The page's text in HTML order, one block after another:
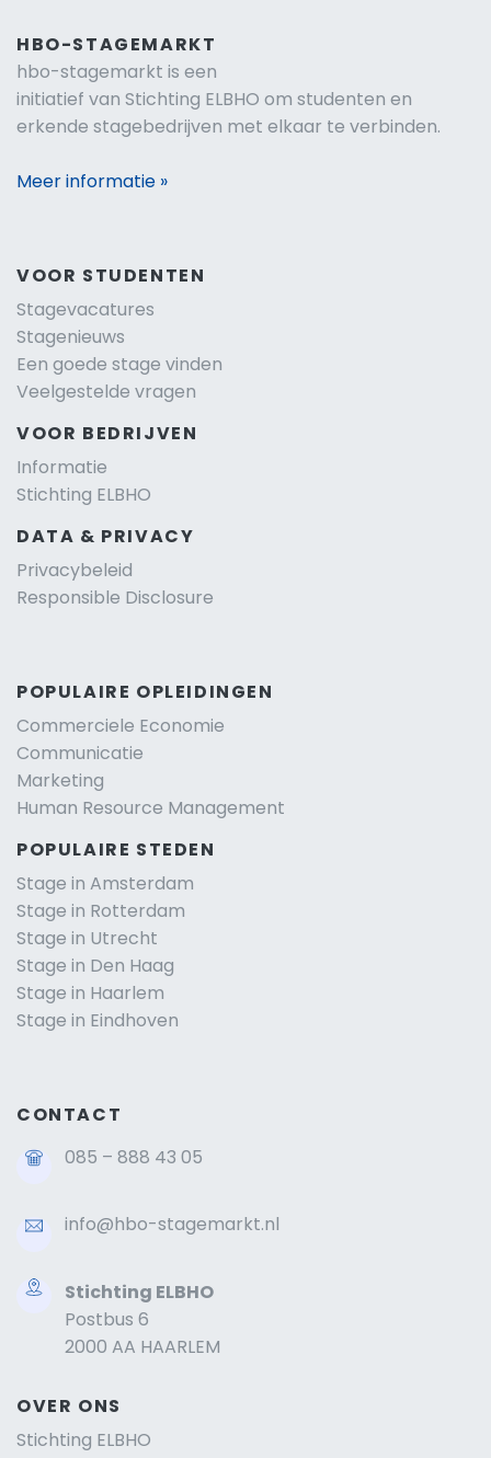
HBO-STAGEMARKT
hbo-stagemarkt is een
initiatief van Stichting ELBHO om studenten en
erkende stagebedrijven met elkaar te verbinden.
Meer informatie »
VOOR STUDENTEN
Stagevacatures
Stagenieuws
Een goede stage vinden
Veelgestelde vragen
VOOR BEDRIJVEN
Informatie
Stichting ELBHO
DATA & PRIVACY
Privacybeleid
Responsible Disclosure
POPULAIRE OPLEIDINGEN
Commerciele Economie
Communicatie
Marketing
Human Resource Management
POPULAIRE STEDEN
Stage in Amsterdam
Stage in Rotterdam
Stage in Utrecht
Stage in Den Haag
Stage in Haarlem
Stage in Eindhoven
CONTACT
085 – 888 43 05
info@hbo-stagemarkt.nl
Stichting ELBHO
Postbus 6
2000 AA HAARLEM
OVER ONS
Stichting ELBHO